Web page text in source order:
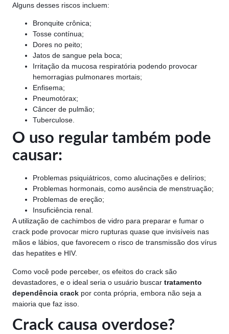
Alguns desses riscos incluem:
Bronquite crônica;
Tosse contínua;
Dores no peito;
Jatos de sangue pela boca;
Irritação da mucosa respiratória podendo provocar
hemorragias pulmonares mortais;
Enfisema;
Pneumotórax;
Câncer de pulmão;
Tuberculose.
O uso regular também pode
causar:
Problemas psiquiátricos, como alucinações e delírios;
Problemas hormonais, como ausência de menstruação;
Problemas de ereção;
Insuficiência renal.
A utilização de cachimbos de vidro para preparar e fumar o
crack pode provocar micro rupturas quase que invisíveis nas
mãos e lábios, que favorecem o risco de transmissão dos vírus
das hepatites e HIV.
Como você pode perceber, os efeitos do crack são
devastadores, e o ideal seria o usuário buscar tratamento
dependência crack por conta própria, embora não seja a
maioria que faz isso.
Crack causa overdose?